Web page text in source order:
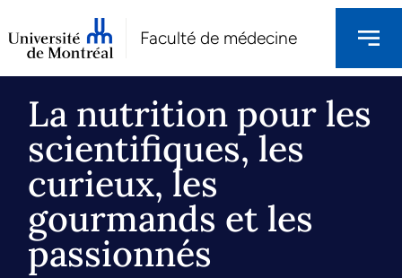
Faculté de médecine
La nutrition pour les
scientifiques, les
curieux, les
gourmands et les
passionnés